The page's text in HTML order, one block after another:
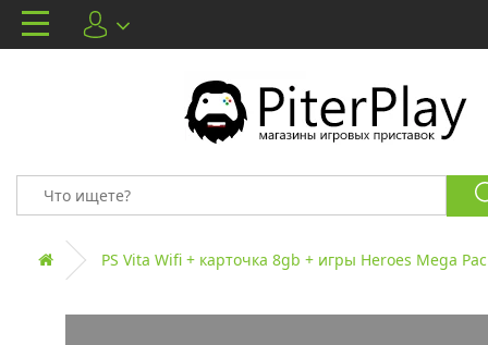
PS Vita Wifi + карточка 8gb + игры Heroes Mega